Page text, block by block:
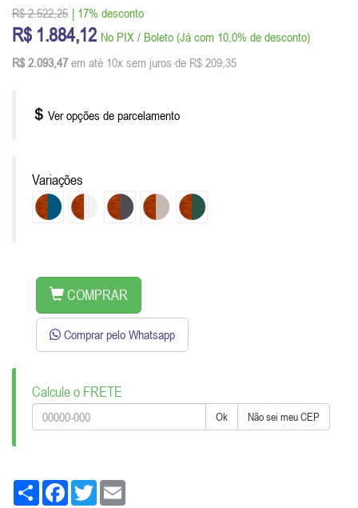
R$ 2.522,25 | 17% desconto
R$ 1.884,12 No PIX / Boleto (Já com 10,0% de desconto)
R$ 2.093,47 em até 10x sem juros de R$ 209,35
Ver opções de parcelamento
Variações
COMPRAR
Comprar pelo Whatsapp
Calcule o FRETE
Ok Não sei meu CEP
Share FacebookTwitter